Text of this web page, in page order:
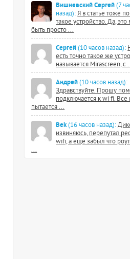
Вишневский Сергей (7
назад): Я в статье тоже
такое устройство. Да, это
быть просто ...
Сергей (10 часов назад):
есть точно такое же
называется Mirascreen, с
Андрей (10 часов назад):
Здравствуйте. Прошу
подключается к wi fi. Все
пытается ...
Bek(16 часов назад):
извиняюсь, перепутал
wifi, а еще забыл что
...